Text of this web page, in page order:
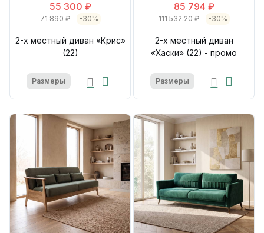
55 300 ₽
71 890 ₽ -30%
2-х местный диван «Крис»
(22)
Размеры
85 794 ₽
111 532.20 ₽ -30%
2-х местный диван
«Хаски» (22) - промо
Размеры